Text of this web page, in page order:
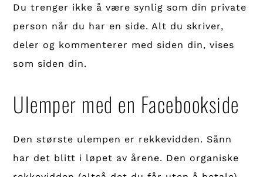
Du trenger ikke å være synlig som din private
person når du har en side. Alt du skriver,
deler og kommenterer med siden din, vises
som siden din.
Ulemper med en Facebookside
Den største ulempen er rekkevidden. Sånn
har det blitt i løpet av årene. Den organiske